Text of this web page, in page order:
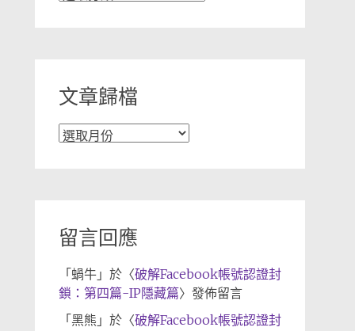
文章歸檔
文
留言回應
「 蝸牛」於〈破解Facebook帳號認證封
鎖：第四篇-IP隱藏篇〉發佈留言
「 黑熊 」於〈破解Facebook帳號認證封